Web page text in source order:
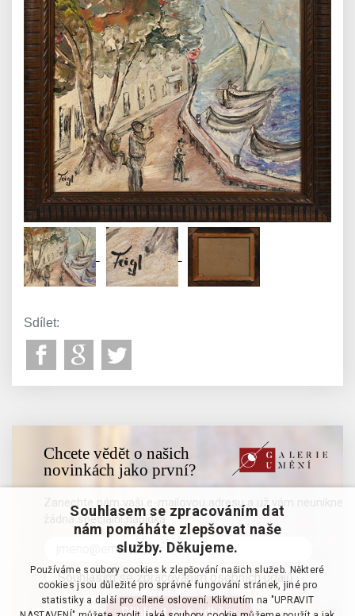
Sdílet:
Chcete vědět o našich
novinkách jako první?
Zanechte nám vaši e-mailovou adresu a už vám neunikne
žádná speciální nabídka
Souhlasím se zpracováním osobních údajů
Souhlasem se zpracováním dat
nám pomáháte zlepšovat naše
služby. Děkujeme.
Používáme soubory cookies k zlepšování našich služeb. Některé
cookies jsou důležité pro správné fungování stránek, jiné pro
statistiky a další pro cílené oslovení. Kliknutím na "UPRAVIT